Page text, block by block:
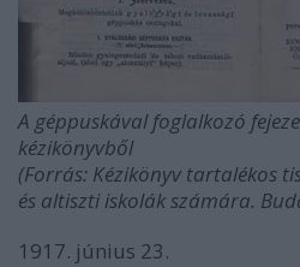
A géppuskával foglalkozó
kézikönyvből
(Forrás: Kézikönyv tartalékos
és altiszti iskolák számára.
1917. június 23.